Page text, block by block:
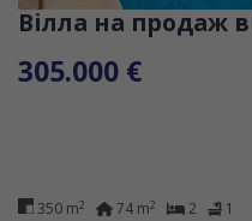
Вілла на продаж
305.000 €
350 m2 74 m2 2 1